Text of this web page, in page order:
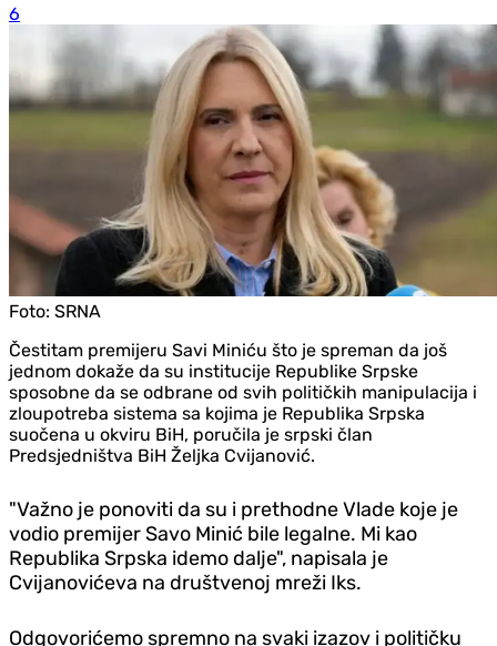
6
Foto: SRNA
Čestitam premijeru Savi Miniću što je spreman da još
jednom dokaže da su institucije Republike Srpske
sposobne da se odbrane od svih političkih manipulacija i
zloupotreba sistema sa kojima je Republika Srpska
suočena u okviru BiH, poručila je srpski član
Predsjedništva BiH Željka Cvijanović.
"Važno je ponoviti da su i prethodne Vlade koje je
vodio premijer Savo Minić bile legalne. Mi kao
Republika Srpska idemo dalje", napisala je
Cvijanovićeva na društvenoj mreži Iks.
Odgovorićemo spremno na svaki izazov i političku